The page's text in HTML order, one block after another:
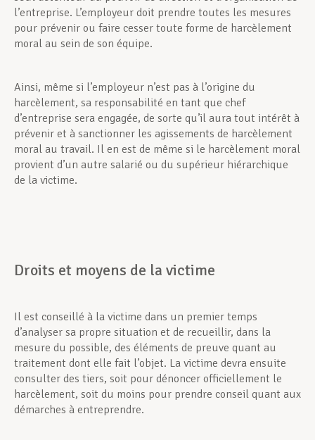
l’entreprise. L’employeur doit prendre toutes les mesures
pour prévenir ou faire cesser toute forme de harcèlement
moral au sein de son équipe.
Ainsi, même si l’employeur n’est pas à l’origine du
harcèlement, sa responsabilité en tant que chef
d’entreprise sera engagée, de sorte qu’il aura tout intérêt à
prévenir et à sanctionner les agissements de harcèlement
moral au travail. Il en est de même si le harcèlement moral
provient d’un autre salarié ou du supérieur hiérarchique
de la victime.
Droits et moyens de la victime
Il est conseillé à la victime dans un premier temps
d’analyser sa propre situation et de recueillir, dans la
mesure du possible, des éléments de preuve quant au
traitement dont elle fait l’objet. La victime devra ensuite
consulter des tiers, soit pour dénoncer officiellement le
harcèlement, soit du moins pour prendre conseil quant aux
démarches à entreprendre.